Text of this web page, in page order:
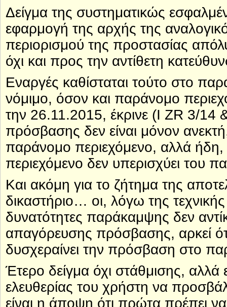
Δείγμα της συστηματικώς
εφαρμογή της αρχής της
περιορισμού της προστασίας
όχι και προς την αντίθετη
Εναργές καθίσταται τούτο στο
νόμιμο, όσον και παράνομο
την 26.11.2015, έκρινε (Ι ZR 3/
πρόσβασης δεν είναι μόνον
παράνομο περιεχόμενο, αλλά
περιεχόμενο δεν υπερισχύει του
Και ακόμη για το ζήτημα της
δικαστήριο… οι, λόγω της
δυνατότητες παράκαμψης δεν
απαγόρευσης πρόσβασης, αρκεί
δυσχεραίνει την πρόσβαση στο
Έτερο δείγμα όχι στάθμισης,
ελευθερίας του χρήστη να
είναι η άποψη ότι πρώτα πρέπει να